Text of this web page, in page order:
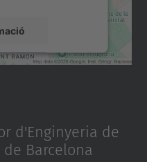
d'Enginyeria de
de Barcelona